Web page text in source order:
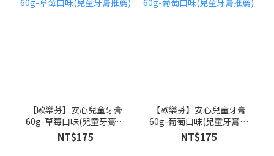
【歐樂芬】安心兒童牙膏
60g-草莓口味(兒童牙膏推
薦)
NT$175
【歐樂芬】安心兒童牙膏
60g-葡萄口味(兒童牙膏推
薦)
NT$175